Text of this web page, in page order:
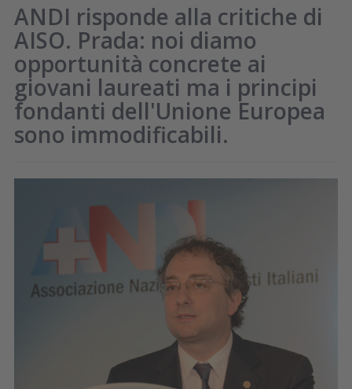
ANDI risponde alla critiche di
AISO. Prada: noi diamo
opportunità concrete ai
giovani laureati ma i principi
fondanti dell'Unione Europea
sono immodificabili.